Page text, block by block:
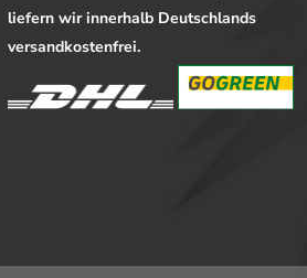
liefern wir innerhalb Deutschlands
versandkostenfrei.